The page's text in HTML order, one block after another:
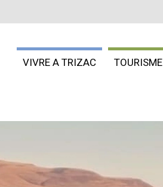
VIVRE A TRIZAC TOURISME